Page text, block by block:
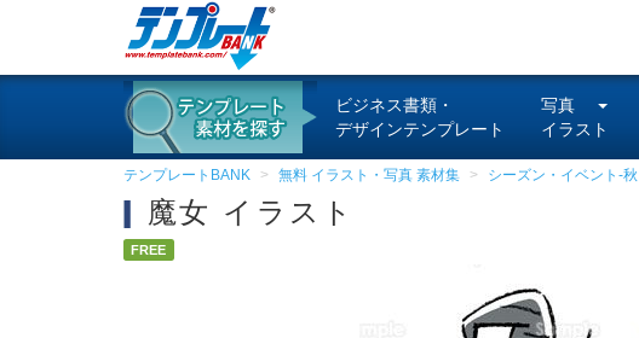
ビジネス書類・
デザインテンプレート
写真
イラスト
テンプレートBANK 無料 イラスト・写真 素材集 シーズン・イベント-秋
魔女 イラスト
FREE